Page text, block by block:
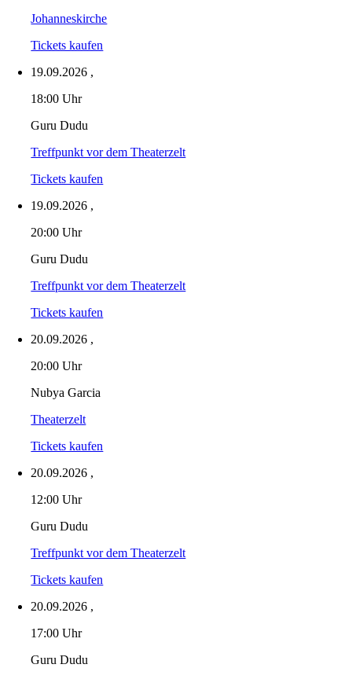
Johanneskirche
Tickets kaufen
19.09.2026 ,
18:00 Uhr
Guru Dudu
Treffpunkt vor dem Theaterzelt
Tickets kaufen
19.09.2026 ,
20:00 Uhr
Guru Dudu
Treffpunkt vor dem Theaterzelt
Tickets kaufen
20.09.2026 ,
20:00 Uhr
Nubya Garcia
Theaterzelt
Tickets kaufen
20.09.2026 ,
12:00 Uhr
Guru Dudu
Treffpunkt vor dem Theaterzelt
Tickets kaufen
20.09.2026 ,
17:00 Uhr
Guru Dudu